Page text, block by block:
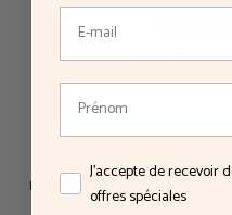
Payez vos achats en 3 ou 4 fois
avec PayPal ou Oney
J'accepte de recevoir
J'accepte de recevoir
offres spéciales